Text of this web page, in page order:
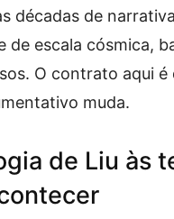
décadas de
de escala cósmica,
O contrato aqui é
muda.
de Liu às